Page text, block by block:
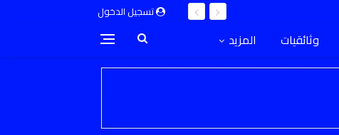
تسجيل الدخول
وثائقيات المزيد